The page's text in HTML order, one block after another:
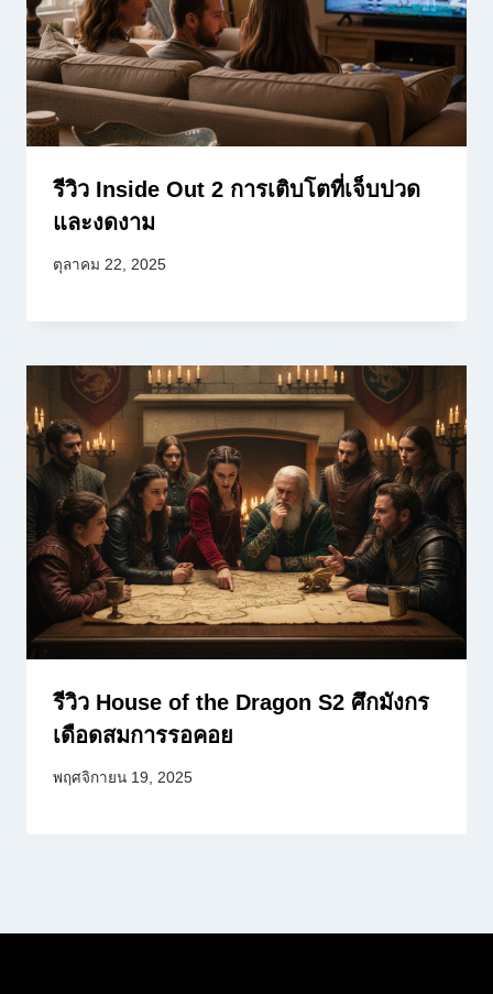
รีวิว Inside Out 2 การเติบโตที่เจ็บปวด
และงดงาม
ตุลาคม 22, 2025
รีวิว House of the Dragon S2 ศึกมังกร
เดือดสมการรอคอย
พฤศจิกายน 19, 2025